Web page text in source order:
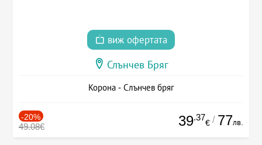
виж офертата
Слънчев Бряг
Корона - Слънчев бряг
-20%
49.08€ 39.37
€ / 77лв.